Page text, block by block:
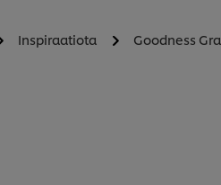
Inspiraatiota Goodness